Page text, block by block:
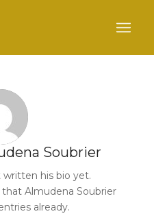
Soubrier
written his bio yet.
thatAlmudena Soubrier
already.